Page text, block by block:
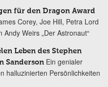
für den Dragon Award
Corey, Joe Hill, Petra Lord
Weirs „Der Astronaut“
Leben des Stephen
Sanderson Ein genialer
halluzinierten Persönlichkeiten